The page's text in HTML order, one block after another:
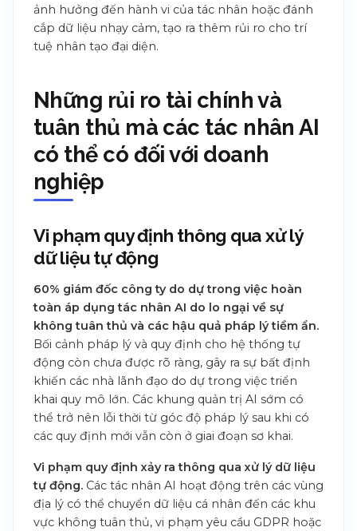
ảnh hưởng đến hành vi của tác nhân hoặc đánh
cắp dữ liệu nhạy cảm, tạo ra thêm rủi ro cho trí
tuệ nhân tạo đại diện.
Những rủi ro tài chính và
tuân thủ mà các tác nhân AI
có thể có đối với doanh
nghiệp
Vi phạm quy định thông qua xử lý
dữ liệu tự động
60% giám đốc công ty do dự trong việc hoàn
toàn áp dụng tác nhân AI do lo ngại về sự
không tuân thủ và các hậu quả pháp lý tiềm ẩn.
Bối cảnh pháp lý và quy định cho hệ thống tự
động còn chưa được rõ ràng, gây ra sự bất định
khiến các nhà lãnh đạo do dự trong việc triển
khai quy mô lớn. Các khung quản trị AI sớm có
thể trở nên lỗi thời từ góc độ pháp lý sau khi có
các quy định mới vẫn còn ở giai đoạn sơ khai.
Vi phạm quy định xảy ra thông qua xử lý dữ liệu
tự động. Các tác nhân AI hoạt động trên các vùng
địa lý có thể chuyển dữ liệu cá nhân đến các khu
vực không tuân thủ, vi phạm yêu cầu GDPR hoặc